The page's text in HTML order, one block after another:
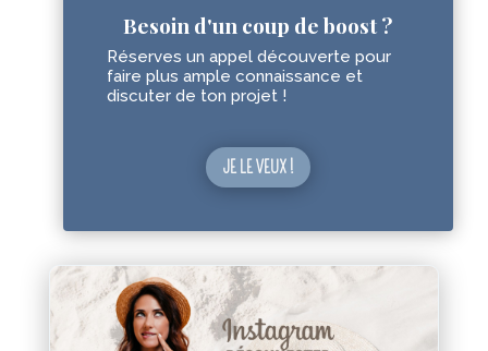
Besoin d'un coup de boost ?
Réserves un appel découverte pour
faire plus ample connaissance et
discuter de ton projet !
JE LE VEUX !